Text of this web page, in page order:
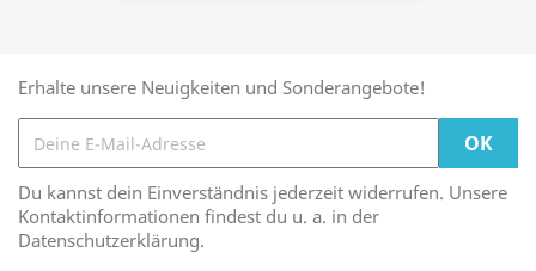
Erhalte unsere Neuigkeiten und Sonderangebote!
Du kannst dein Einverständnis jederzeit widerrufen. Unsere
Kontaktinformationen findest du u. a. in der
Datenschutzerklärung.